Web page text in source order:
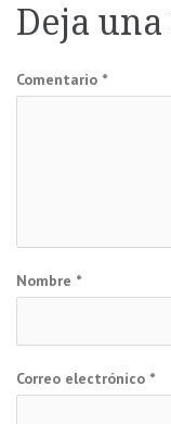
Deja
Comentario *
Nombre *
Correo electrónico *